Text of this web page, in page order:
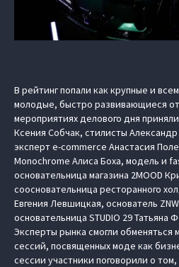
В рейтинг попали как крупные и
молодые, быстро развивающиеся
мероприятиях делового дня
Ксения Собчак, стилисты
эксперт e-commerce Анастасия
Monochrome Алиса Боха, модель и
основательница магазина 2MOOD
соосновательница ресторанного
Евгения Левшицкая, основатель
основательница STUDIO 29 Татьяна
Эксперты рынка смогли обменяться
сессий, посвященных моде как
сессии участники поговорили о